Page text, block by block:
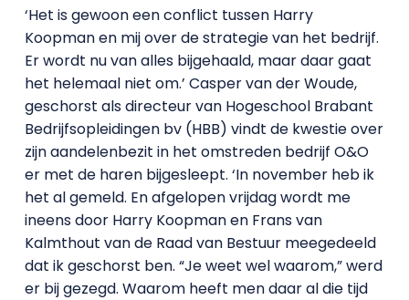
‘Het is gewoon een conflict tussen Harry
Koopman en mij over de strategie van het bedrijf.
Er wordt nu van alles bijgehaald, maar daar gaat
het helemaal niet om.’ Casper van der Woude,
geschorst als directeur van Hogeschool Brabant
Bedrijfsopleidingen bv (HBB) vindt de kwestie over
zijn aandelenbezit in het omstreden bedrijf O&O
er met de haren bijgesleept. ‘In november heb ik
het al gemeld. En afgelopen vrijdag wordt me
ineens door Harry Koopman en Frans van
Kalmthout van de Raad van Bestuur meegedeeld
dat ik geschorst ben. “Je weet wel waarom,” werd
er bij gezegd. Waarom heeft men daar al die tijd